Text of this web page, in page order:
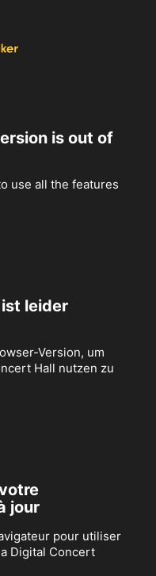
is out of
use all the features
leider
Version, um
Hall nutzen zu
jour
pour utiliser
Digital Concert